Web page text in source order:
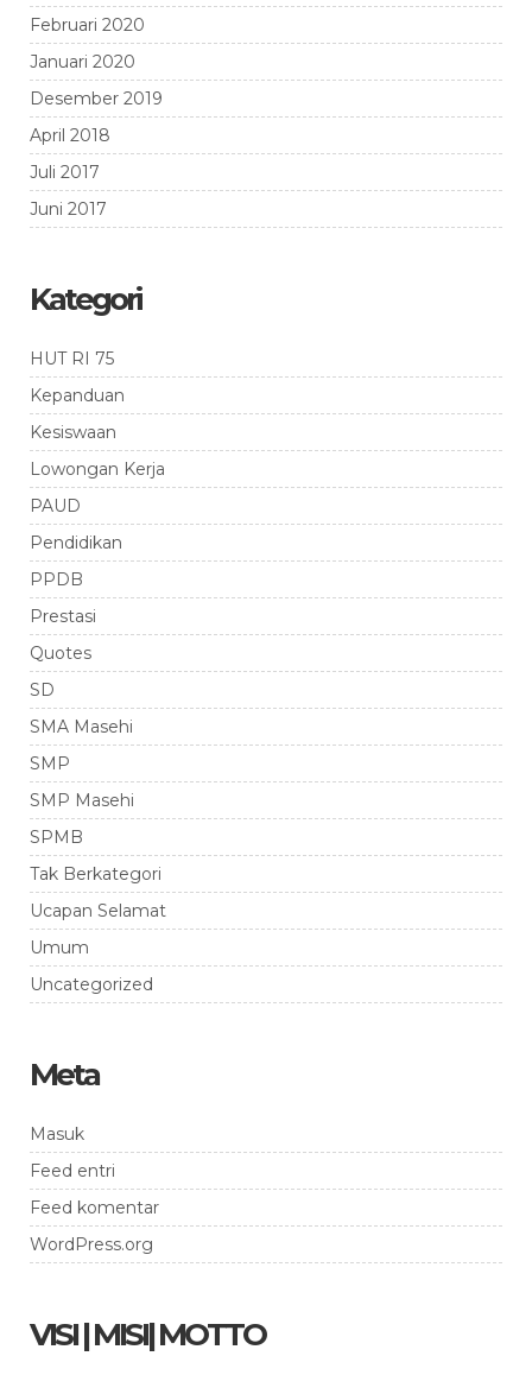
Februari 2020
Januari 2020
Desember 2019
April 2018
Juli 2017
Juni 2017
Kategori
HUT RI 75
Kepanduan
Kesiswaan
Lowongan Kerja
PAUD
Pendidikan
PPDB
Prestasi
Quotes
SD
SMA Masehi
SMP
SMP Masehi
SPMB
Tak Berkategori
Ucapan Selamat
Umum
Uncategorized
Meta
Masuk
Feed entri
Feed komentar
WordPress.org
VISI | MISI| MOTTO